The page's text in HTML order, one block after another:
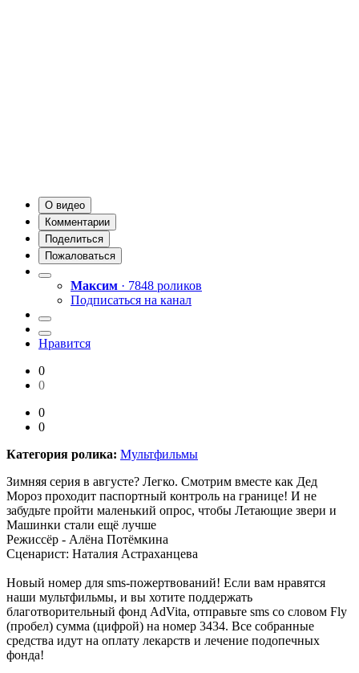
О видео
Комментарии
Поделиться
Пожаловаться
Максим · 7848 роликов
Подписаться на канал
Нравится
0
0
0
0
Категория ролика: Мультфильмы
Зимняя серия в августе? Легко. Смотрим вместе как Дед
Мороз проходит паспортный контроль на границе! И не
забудьте пройти маленький опрос, чтобы Летающие звери и
Машинки стали ещё лучше
Режиссёр - Алёна Потёмкина
Сценарист: Наталия Астраханцева
Новый номер для sms-пожертвований! Если вам нравятся
наши мультфильмы, и вы хотите поддержать
благотворительный фонд AdVita, отправьте sms со словом Fly
(пробел) сумма (цифрой) на номер 3434. Все собранные
средства идут на оплату лекарств и лечение подопечных
фонда!